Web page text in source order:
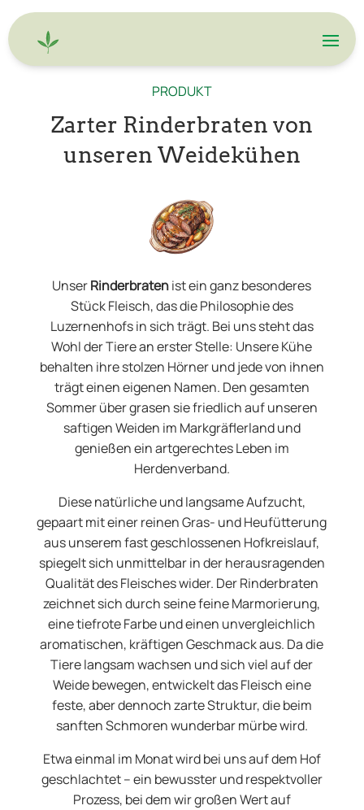
PRODUKT
Zarter Rinderbraten von
unseren Weidekühen
UnserRinderbratenist ein ganz besonderes
Stück Fleisch, das die Philosophie des
Luzernenhofs in sich trägt. Bei uns steht das
Wohl der Tiere an erster Stelle: Unsere Kühe
behalten ihre stolzen Hörner und jede von ihnen
trägt einen eigenen Namen. Den gesamten
Sommer über grasen sie friedlich auf unseren
saftigen Weiden im Markgräflerland und
genießen ein artgerechtes Leben im
Herdenverband.
Diese natürliche und langsame Aufzucht,
gepaart mit einer reinen Gras- und Heufütterung
aus unserem fast geschlossenen Hofkreislauf,
spiegelt sich unmittelbar in der herausragenden
Qualität des Fleisches wider. Der Rinderbraten
zeichnet sich durch seine feine Marmorierung,
eine tiefrote Farbe und einen unvergleichlich
aromatischen, kräftigen Geschmack aus. Da die
Tiere langsam wachsen und sich viel auf der
Weide bewegen, entwickelt das Fleisch eine
feste, aber dennoch zarte Struktur, die beim
sanften Schmoren wunderbar mürbe wird.
Etwa einmal im Monat wird bei uns auf dem Hof
geschlachtet – ein bewusster und respektvoller
Prozess, bei dem wir großen Wert auf